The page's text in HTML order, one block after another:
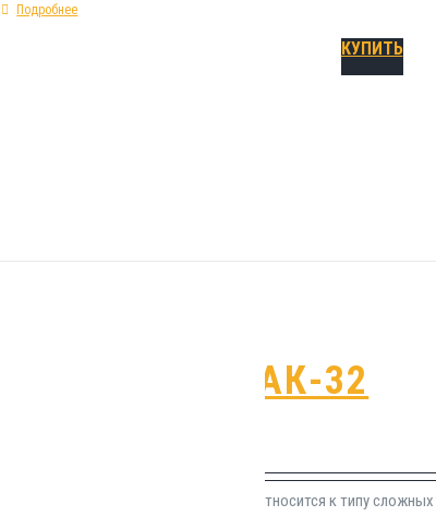
Подробнее
КУПИТЬ
Гидрошпонка АК-32
Гидроизоляционная прокладка АК-32 относится к типу